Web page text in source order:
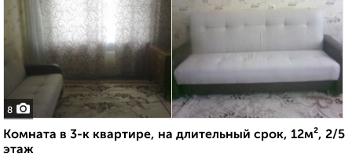
8
Комната в 3-к квартире, на длительный срок, 12м², 2/5
этаж